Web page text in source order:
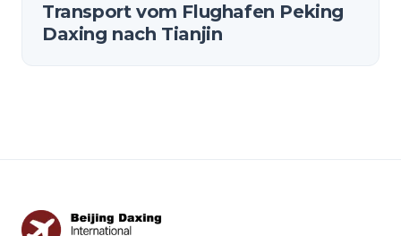
Transport vom Flughafen Peking
Daxing nach Tianjin